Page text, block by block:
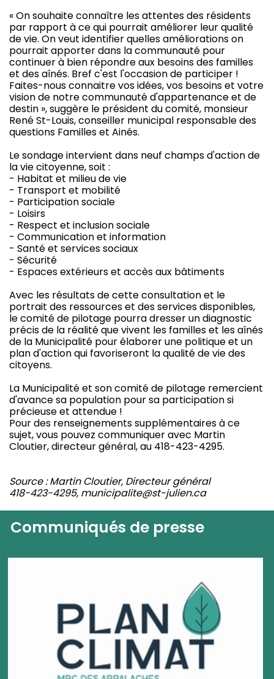
« On souhaite connaître les attentes des résidents
par rapport à ce qui pourrait améliorer leur qualité
de vie. On veut identifier quelles améliorations on
pourrait apporter dans la communauté pour
continuer à bien répondre aux besoins des familles
et des aînés. Bref c'est l'occasion de participer !
Faites-nous connaitre vos idées, vos besoins et votre
vision de notre communauté d'appartenance et de
destin », suggère le président du comité, monsieur
René St-Louis, conseiller municipal responsable des
questions Familles et Ainés.
Le sondage intervient dans neuf champs d'action de
la vie citoyenne, soit :
- Habitat et milieu de vie
- Transport et mobilité
- Participation sociale
- Loisirs
- Respect et inclusion sociale
- Communication et information
- Santé et services sociaux
- Sécurité
- Espaces extérieurs et accès aux bâtiments
Avec les résultats de cette consultation et le
portrait des ressources et des services disponibles,
le comité de pilotage pourra dresser un diagnostic
précis de la réalité que vivent les familles et les aînés
de la Municipalité pour élaborer une politique et un
plan d'action qui favoriseront la qualité de vie des
citoyens.
La Municipalité et son comité de pilotage remercient
d'avance sa population pour sa participation si
précieuse et attendue !
Pour des renseignements supplémentaires à ce
sujet, vous pouvez communiquer avec Martin
Cloutier, directeur général, au 418-423-4295.
Source : Martin Cloutier, Directeur général
418-423-4295, municipalite@st-julien.ca
Communiqués de presse